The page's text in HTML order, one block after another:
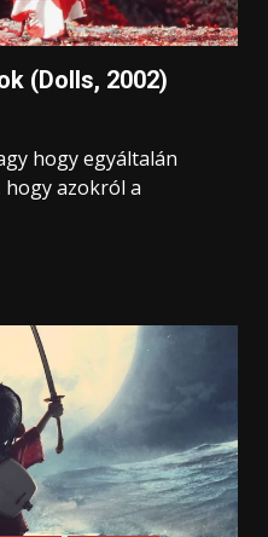
(Dolls, 2002)
hogy egyáltalán
hogy azokról a